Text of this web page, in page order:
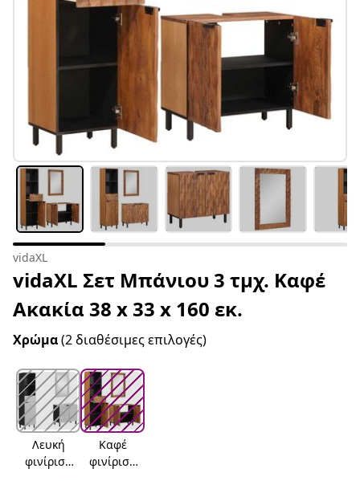
vidaXL
vidaXL Σετ Μπάνιου 3 τμχ. Καφέ
Ακακία 38 x 33 x 160 εκ.
Χρώμα(2 διαθέσιμες επιλογές)
Λευκή
φινίρισμ
Καφέ
φινίρισμ